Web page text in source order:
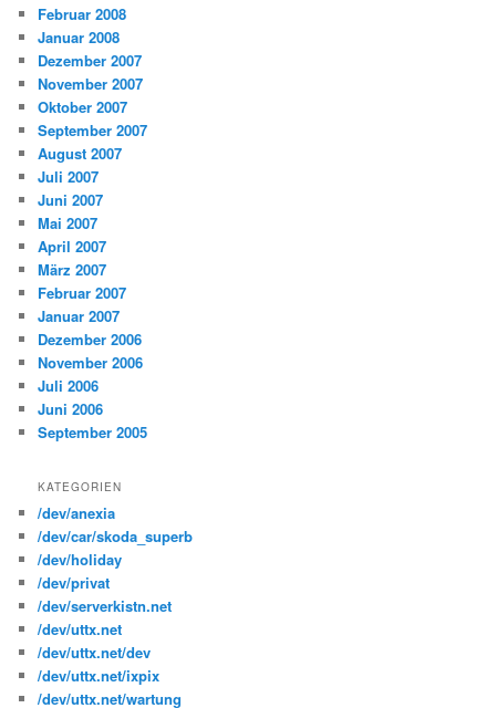
Februar 2008
Januar 2008
Dezember 2007
November 2007
Oktober 2007
September 2007
August 2007
Juli 2007
Juni 2007
Mai 2007
April 2007
März 2007
Februar 2007
Januar 2007
Dezember 2006
November 2006
Juli 2006
Juni 2006
September 2005
KATEGORIEN
/dev/anexia
/dev/car/skoda_superb
/dev/holiday
/dev/privat
/dev/serverkistn.net
/dev/uttx.net
/dev/uttx.net/dev
/dev/uttx.net/ixpix
/dev/uttx.net/wartung